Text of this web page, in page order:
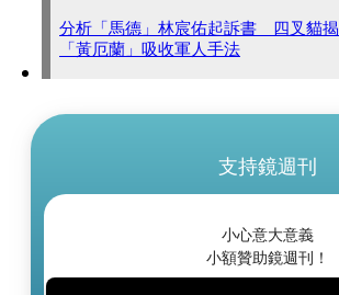
分析「馬德」林宸佑起訴書 四叉貓揭
「黃厄蘭」吸收軍人手法
支持鏡週刊
小心意大意義
小額贊助鏡週刊！